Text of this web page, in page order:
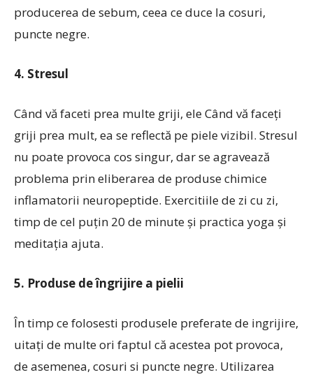
producerea de sebum, ceea ce duce la cosuri,
puncte negre.
4. Stresul
Când vă faceti prea multe griji, ele Când vă faceți
griji prea mult, ea se reflectă pe piele vizibil. Stresul
nu poate provoca cos singur, dar se agravează
problema prin eliberarea de produse chimice
inflamatorii neuropeptide. Exercitiile de zi cu zi,
timp de cel puțin 20 de minute și practica yoga și
meditația ajuta.
5. Produse de îngrijire a pielii
În timp ce folosesti produsele preferate de ingrijire,
uitați de multe ori faptul că acestea pot provoca,
de asemenea, cosuri si puncte negre. Utilizarea